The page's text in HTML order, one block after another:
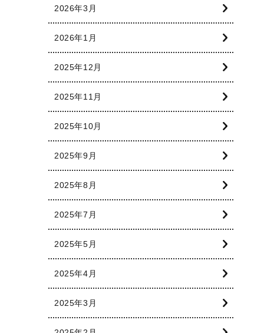
2026年3月
2026年1月
2025年12月
2025年11月
2025年10月
2025年9月
2025年8月
2025年7月
2025年5月
2025年4月
2025年3月